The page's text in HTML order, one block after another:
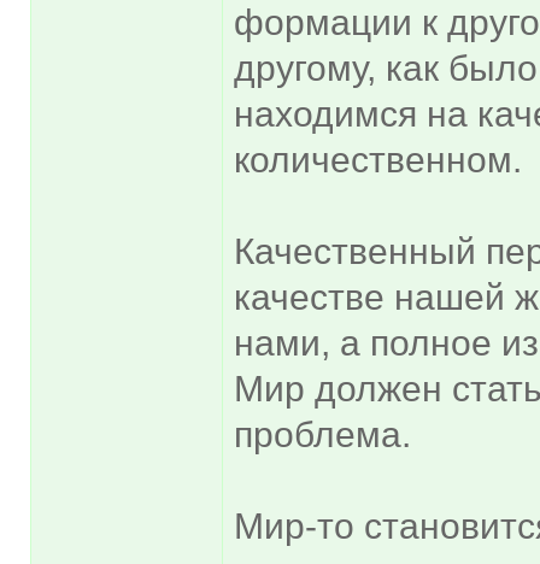
формации к
другому, как
находимся на
количественном.
Качественный
качестве нашей
нами, а полное
Мир должен
проблема.
Мир-то